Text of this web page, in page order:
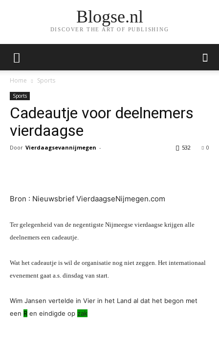
Blogse.nl
DISCOVER THE ART OF PUBLISHING
Home Sports
Sports
Cadeautje voor deelnemers
vierdaagse
Door Vierdaagsevannijmegen - 0
532
Bron : Nieuwsbrief VierdaagseNijmegen.com
Ter gelegenheid van de negentigste Nijmeegse vierdaagse krijgen alle
deelnemers een cadeautje.
Wat het cadeautje is wil de organisatie nog niet zeggen. Het internationaal
evenement gaat a.s. dinsdag van start.
Wim Jansen vertelde in Vier in het Land al dat het begon met
een R en eindigde op zak